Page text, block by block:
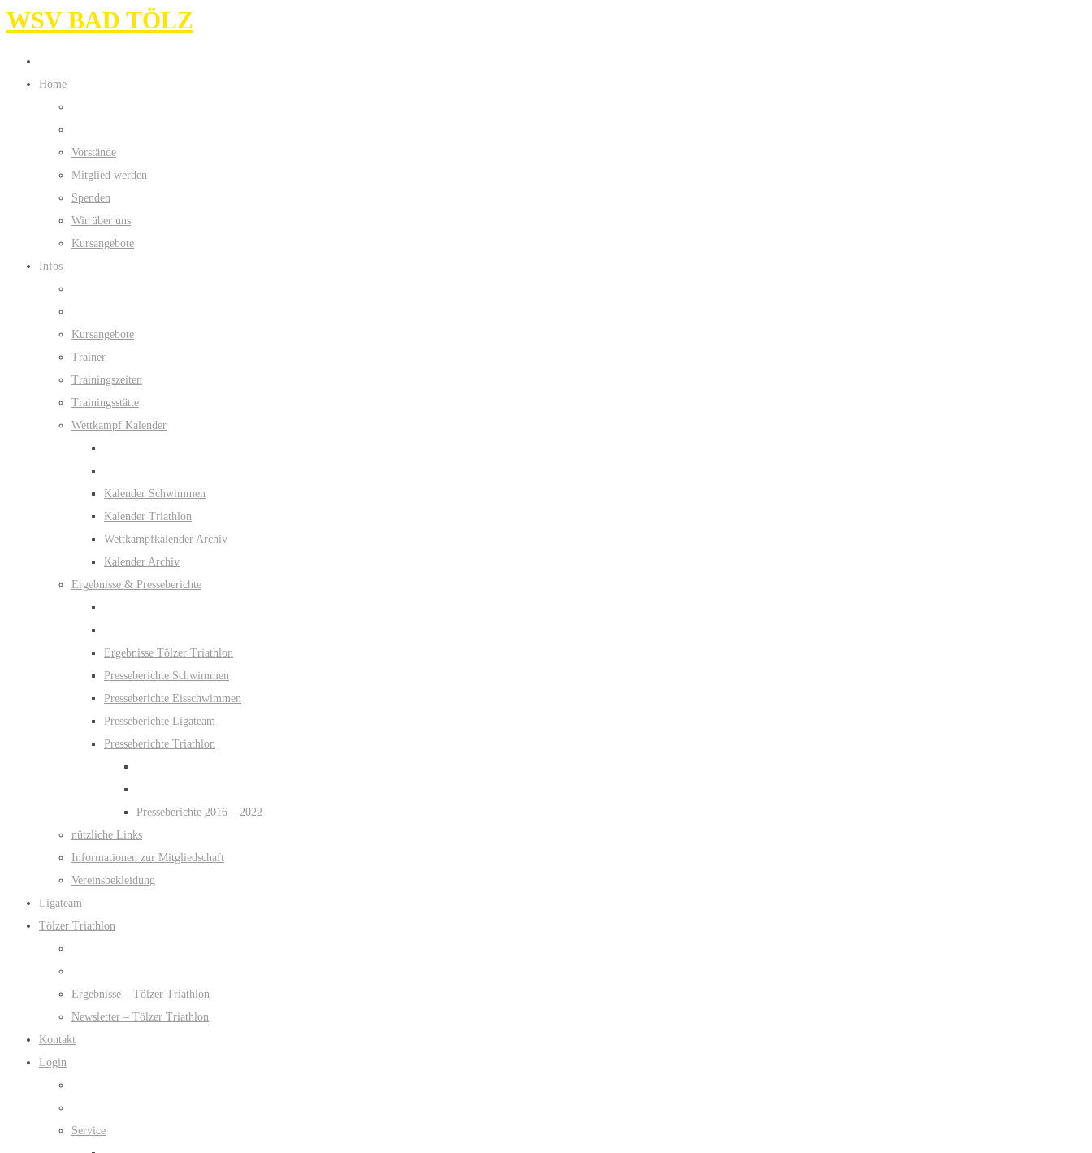
WSV BAD TÖLZ
Home
Vorstände
Mitglied werden
Spenden
Wir über uns
Kursangebote
Infos
Kursangebote
Trainer
Trainingszeiten
Trainingsstätte
Wettkampf Kalender
Kalender Schwimmen
Kalender Triathlon
Wettkampfkalender Archiv
Kalender Archiv
Ergebnisse & Presseberichte
Ergebnisse Tölzer Triathlon
Presseberichte Schwimmen
Presseberichte Eisschwimmen
Presseberichte Ligateam
Presseberichte Triathlon
Presseberichte 2016 – 2022
nützliche Links
Informationen zur Mitgliedschaft
Vereinsbekleidung
Ligateam
Tölzer Triathlon
Ergebnisse – Tölzer Triathlon
Newsletter – Tölzer Triathlon
Kontakt
Login
Service